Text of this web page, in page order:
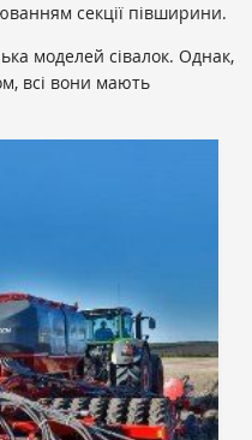
секції півширини.
моделей сівалок. Однак,
всі вони мають